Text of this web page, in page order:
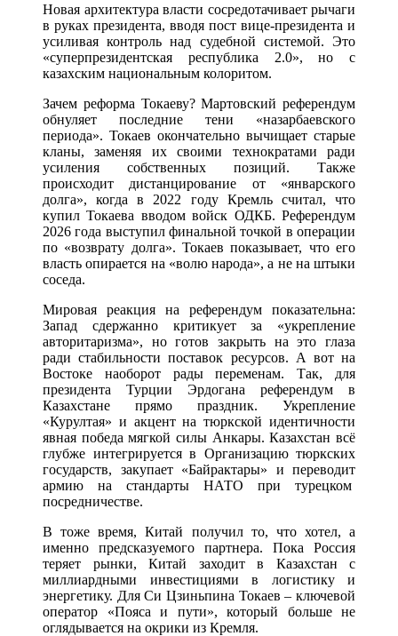
Новая архитектура власти сосредотачивает рычаги
в руках президента, вводя пост вице-президента и
усиливая контроль над судебной системой. Это
«суперпрезидентская республика 2.0», но с
казахским национальным колоритом.
Зачем реформа Токаеву? Мартовский референдум
обнуляет последние тени «назарбаевского
периода». Токаев окончательно вычищает старые
кланы, заменяя их своими технократами ради
усиления собственных позиций. Также
происходит дистанцирование от «январского
долга», когда в 2022 году Кремль считал, что
купил Токаева вводом войск ОДКБ. Референдум
2026 года выступил финальной точкой в операции
по «возврату долга». Токаев показывает, что его
власть опирается на «волю народа», а не на штыки
соседа.
Мировая реакция на референдум показательна:
Запад сдержанно критикует за «укрепление
авторитаризма», но готов закрыть на это глаза
ради стабильности поставок ресурсов. А вот на
Востоке наоборот рады переменам. Так, для
президента Турции Эрдогана референдум в
Казахстане прямо праздник. Укрепление
«Курултая» и акцент на тюркской идентичности
явная победа мягкой силы Анкары. Казахстан всё
глубже интегрируется в Организацию тюркских
государств, закупает «Байрактары» и переводит
армию на стандарты НАТО при турецком
посредничестве.
В тоже время, Китай получил то, что хотел, а
именно предсказуемого партнера. Пока Россия
теряет рынки, Китай заходит в Казахстан с
миллиардными инвестициями в логистику и
энергетику. Для Си Цзиньпина Токаев – ключевой
оператор «Пояса и пути», который больше не
оглядывается на окрики из Кремля.